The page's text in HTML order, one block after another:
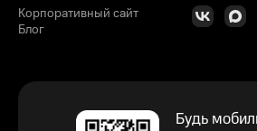
Корпоративный сайт
Блог
Будь